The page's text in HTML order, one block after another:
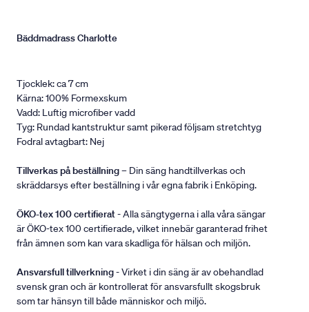
Bäddmadrass Charlotte
Tjocklek: ca 7 cm
Kärna: 100% Formexskum
Vadd: Luftig microfiber vadd
Tyg: Rundad kantstruktur samt pikerad följsam stretchtyg
Fodral avtagbart: Nej
Tillverkas på beställning– Din säng handtillverkas och
skräddarsys efter beställning i vår egna fabrik i Enköping.
ÖKO-tex 100 certifierat- Alla sängtygerna i alla våra sängar
är ÖKO-tex 100 certifierade, vilket innebär garanterad frihet
från ämnen som kan vara skadliga för hälsan och miljön.
Ansvarsfull tillverkning- Virket i din säng är av obehandlad
svensk gran och är kontrollerat för ansvarsfullt skogsbruk
som tar hänsyn till både människor och miljö.